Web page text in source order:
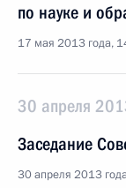
по науке и
17 мая 2013 года,
30 апреля
Заседание
30 апреля 2013